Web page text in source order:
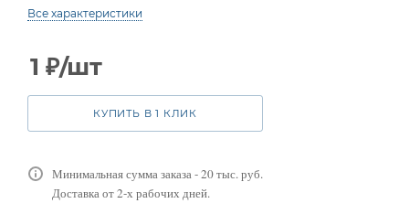
Все характеристики
1 ₽/шт
КУПИТЬ В 1 КЛИК
Минимальная сумма заказа - 20 тыс. руб.
Доставка от 2-х рабочих дней.